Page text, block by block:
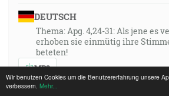
Wir benutzen Cookies um die Benutzererfahrung unsere
verbessern. Mehr...
DEUTSCH
Thema: Apg. 4,24-31: Als jene es
erhoben sie einmütig ihre
beteten!
MP3